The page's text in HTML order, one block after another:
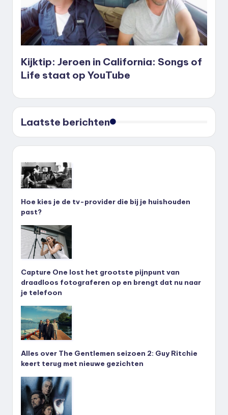
Kijktip: Jeroen in California: Songs of
Life staat op YouTube
Laatste berichten
Hoe kies je de tv-provider die bij je huishouden
past?
Capture One lost het grootste pijnpunt van
draadloos fotograferen op en brengt dat nu naar
je telefoon
Alles over The Gentlemen seizoen 2: Guy Ritchie
keert terug met nieuwe gezichten